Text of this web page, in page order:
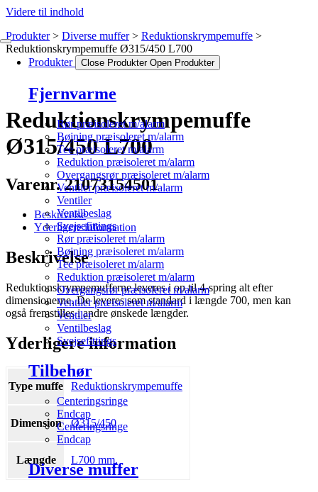
Videre til indhold
Produkter Close Produkter Open Produkter
Fjernvarme
Rør præisoleret m/alarm
Bøjning præisoleret m/alarm
Tee præisoleret m/alarm
Reduktion præisoleret m/alarm
Overgangsrør præisoleret m/alarm
Ventiler præisoleret m/alarm
Ventiler
Ventilbeslag
Svejsefittings
Rør præisoleret m/alarm
Bøjning præisoleret m/alarm
Tee præisoleret m/alarm
Reduktion præisoleret m/alarm
Overgangsrør præisoleret m/alarm
Ventiler præisoleret m/alarm
Ventiler
Ventilbeslag
Svejsefittings
Tilbehør
Centeringsringe
Endcap
Centeringsringe
Endcap
Diverse muffer
Produkter Diverse muffer
Reduktionskrympemuffe
Reduktionskrympemuffe Ø315/450 L700
Reduktionskrympemuffe
Ø315/450 L700
Varenr. 21073154501
Beskrivelse
Yderligere information
Beskrivelse
Reduktionskrympemufferne leveres i op til 4-spring alt efter
dimensionerne. De leveres som standard i længde 700, men kan
også fremstilles i andre ønskede længder.
Yderligere information
Type muffe Reduktionskrympemuffe
Dimension Ø315/450
Længde L700 mm.